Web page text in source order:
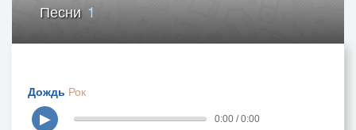
Песни1
Дождь Рок
▶
0:00 / 0:00